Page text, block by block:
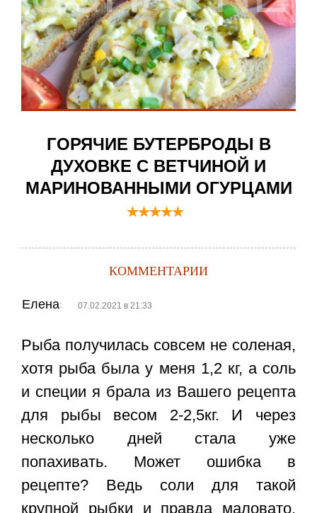
ГОРЯЧИЕ БУТЕРБРОДЫ В
ДУХОВКЕ С ВЕТЧИНОЙ И
МАРИНОВАННЫМИ ОГУРЦАМИ
КОММЕНТАРИИ
Елена: 07.02.2021 в 21:33
Рыба получилась совсем не соленая,
хотя рыба была у меня 1,2 кг, а соль
и специи я брала из Вашего рецепта
для рыбы весом 2-2,5кг. И через
несколько дней стала уже
попахивать. Может ошибка в
рецепте? Ведь соли для такой
крупной рыбки и правда маловато,